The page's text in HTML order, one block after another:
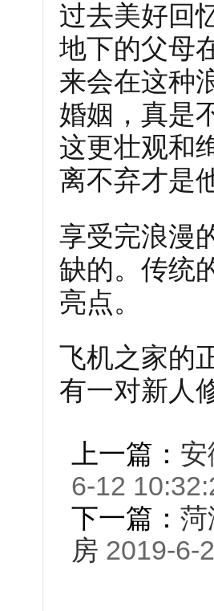
过去美好回
地下的父母
来会在这种
婚姻，真是
这更壮观和
离不弃才是
享受完浪漫
缺的。传统
亮点。
飞机之家的
有一对新人
上一篇：
6-12
下一篇： 菏
房 2019-6-